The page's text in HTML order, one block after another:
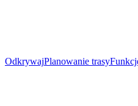
OdkrywajPlanowanie trasy